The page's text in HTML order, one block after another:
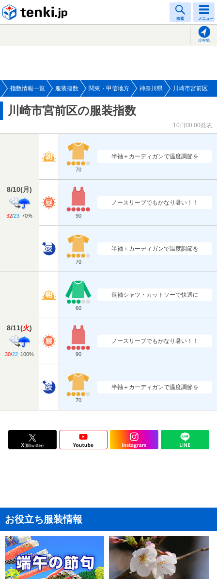
検索 メニュー
現在地
指数情報一覧 服装指数 関東・甲信地方 神奈川県 川崎市宮前区
川崎市宮前区の服装指数
10日00:00発表
8/10(月 )
32/23 70%
70
半袖＋カーディガンで温度調節を
90
ノースリーブでもかなり暑い！！
70
半袖＋カーディガンで温度調節を
8/11(火)
30/22 100%
60
長袖シャツ・カットソーで快適に
90
ノースリーブでもかなり暑い！！
70
半袖＋カーディガンで温度調節を
お役立ち服装情報